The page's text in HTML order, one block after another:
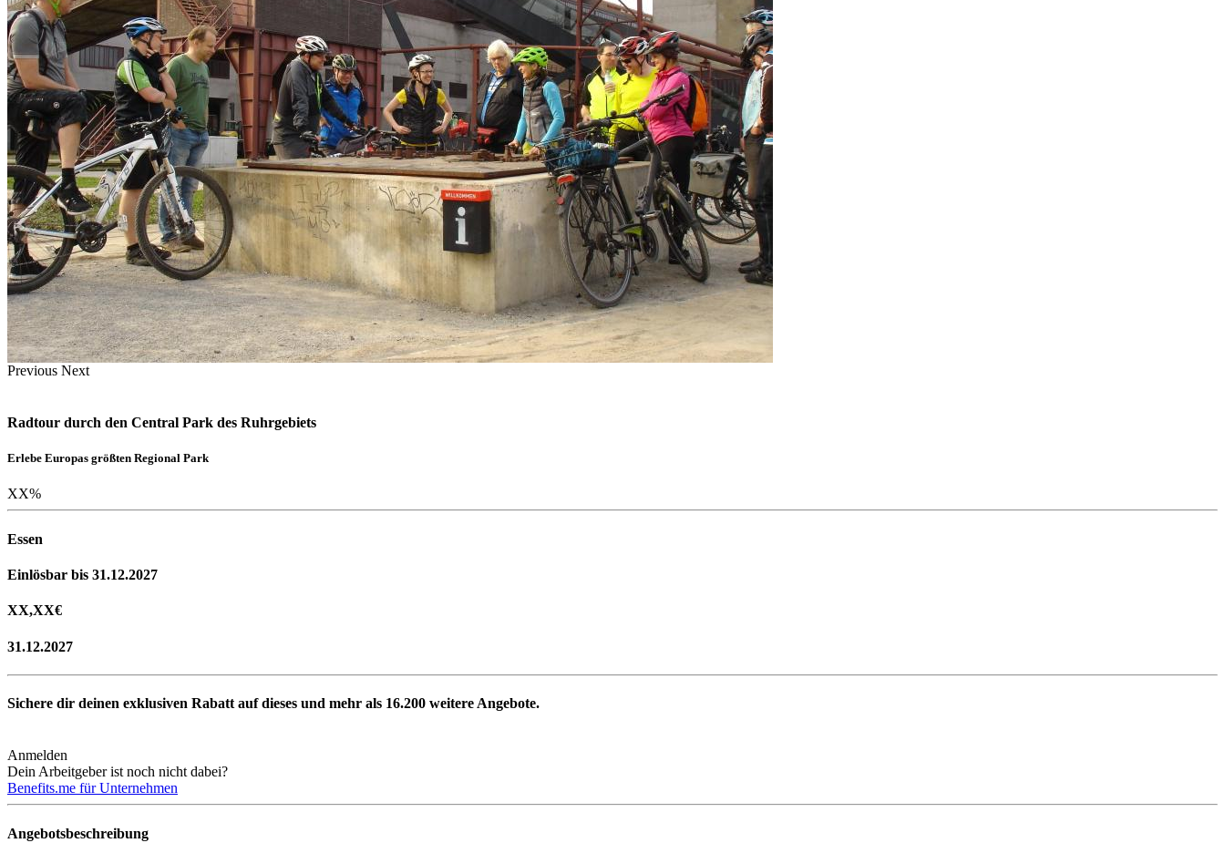
Previous Next
Radtour durch den Central Park des Ruhrgebiets
Erlebe Europas größten Regional Park
XX%
Essen
Einlösbar bis 31.12.2027
XX,XX€
31.12.2027
Sichere dir deinen exklusiven Rabatt auf dieses und mehr als 16.200 weitere Angebote.
Anmelden
Dein Arbeitgeber ist noch nicht dabei?
Benefits.me für Unternehmen
Angebotsbeschreibung